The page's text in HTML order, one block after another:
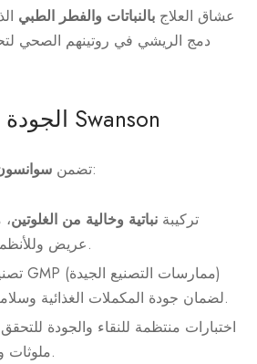
✅ عشاق العلاجبالنباتات والفطر الطبي
دمج الريشي في روتينهم الصحي
🏆 الجودة والشهادات Swanson
تضمنمنتجات عالية الجودة:
✓ تركيبةنباتية وخالية من الغلوتين
عريض وللأنظمة الغذائية الخاصة.
لضمان جودة المكملات الغذائية وسلامتها وإمكانية تتبعها.
ملوثات ومطابقة الجرعات.